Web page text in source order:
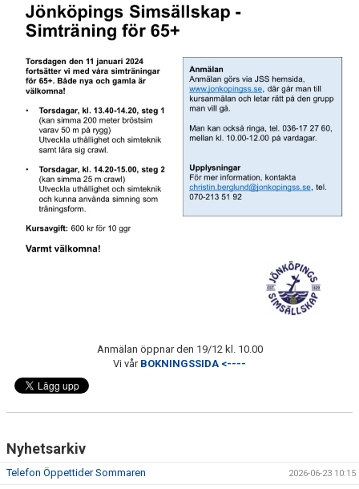
BOKNING SIMSKOLA
WEBSHOP
Anmälan öppnar den 19/12 kl. 10.00
Vi vår BOKNINGSSIDA <----
Nyhetsarkiv
Telefon Öppettider Sommaren 2026-06-23 10:15